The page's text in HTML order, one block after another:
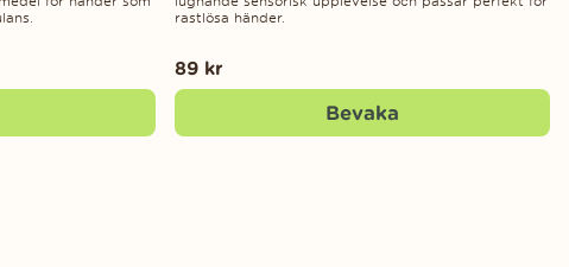
rastlösa händer.
89 kr
Bevaka